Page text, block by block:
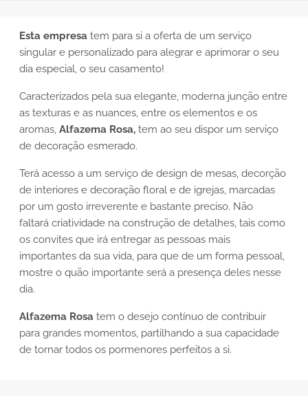
Esta empresa tem para si a oferta de um serviço
singular e personalizado para alegrar e aprimorar o seu
dia especial, o seu casamento!
Caracterizados pela sua elegante, moderna junção entre
as texturas e as nuances, entre os elementos e os
aromas, Alfazema Rosa, tem ao seu dispor um serviço
de decoração esmerado.
Terá acesso a um serviço de design de mesas, decorção
de interiores e decoração floral e de igrejas, marcadas
por um gosto irreverente e bastante preciso. Não
faltará criatividade na construção de detalhes, tais como
os convites que irá entregar as pessoas mais
importantes da sua vida, para que de um forma pessoal,
mostre o quão importante será a presença deles nesse
dia.
Alfazema Rosa tem o desejo contínuo de contribuir
para grandes momentos, partilhando a sua capacidade
de tornar todos os pormenores perfeitos a si.